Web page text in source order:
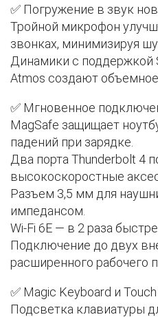
✅ Погружение в звук
Тройной микрофон
звонках, минимизируя
Динамики с поддержкой
Atmos создают объемное
✅ Мгновенное
MagSafe защищает
падений при зарядке.
Два порта Thunderbolt 4
высокоскоростные
Разъем 3,5 мм для
импедансом.
Wi-Fi 6E — в 2 раза
Подключение до двух
расширенного рабочего
✅ Magic Keyboard и Touch
Подсветка клавиатуры